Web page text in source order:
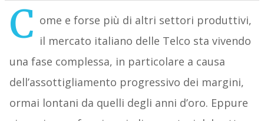
C ome e forse più di altri settori produttivi,
il mercato italiano delle Telco sta vivendo
una fase complessa, in particolare a causa
dell’assottigliamento progressivo dei margini,
ormai lontani da quelli degli anni d’oro. Eppure